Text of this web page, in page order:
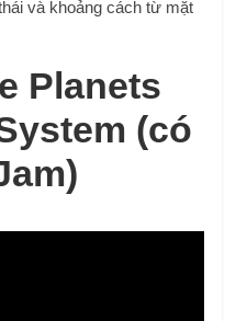
và khoảng cách từ mặt
Planets
(có